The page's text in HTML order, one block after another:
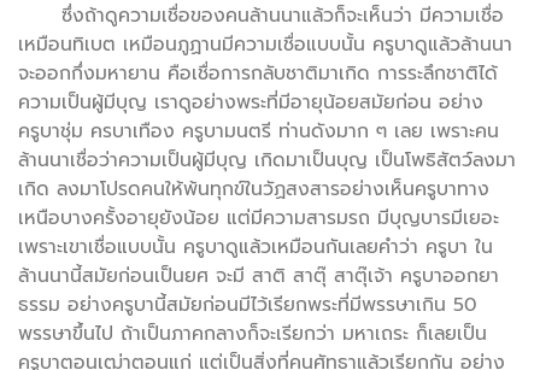
ซึ่งถ้าดูความเชื่อของคนล้านนาแล้วก็จะเห็นว่า มีความเชื่อ
เหมือนทิเบต เหมือนภูฏานมีความเชื่อแบบนั้น ครูบาดูแล้วล้านนา
จะออกกึ่งมหายาน คือเชื่อการกลับชาติมาเกิด การระลึกชาติได้
ความเป็นผู้มีบุญ เราดูอย่างพระที่มีอายุน้อยสมัยก่อน อย่าง
ครูบาชุ่ม ครบาเทือง ครูบามนตรี ท่านดังมาก ๆ เลย เพราะคน
ล้านนาเชื่อว่าความเป็นผู้มีบุญ เกิดมาเป็นบุญ เป็นโพธิสัตว์ลงมา
เกิด ลงมาโปรดคนให้พ้นทุกข์ในวัฏสงสารอย่างเห็นครูบาทาง
เหนือบางครั้งอายุยังน้อย แต่มีความสารมรถ มีบุญบารมีเยอะ
เพราะเขาเชื่อแบบนั้น ครูบาดูแล้วเหมือนกันเลยคำว่า ครูบา ใน
ล้านนานี้สมัยก่อนเป็นยศ จะมี สาติ สาตุ๊ สาตุ๊เจ้า ครูบาออกยา
ธรรม อย่างครูบานี้สมัยก่อนมีไว้เรียกพระที่มีพรรษาเกิน 50
พรรษาขึ้นไป ถ้าเป็นภาคกลางก็จะเรียกว่า มหาเถระ ก็เลยเป็น
ครูบาตอนเฒ่าตอนแก่ แต่เป็นสิ่งที่คนศัทธาแล้วเรียกกัน อย่าง